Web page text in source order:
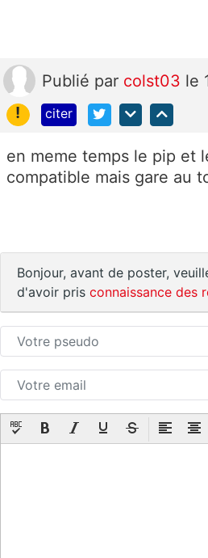
Publié par colst03 le
!
citer
en meme temps le pip et
compatible mais gare au
Bonjour, avant de poster,
d'avoir pris connaissance des